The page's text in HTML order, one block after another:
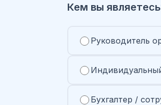
Кем вы
Руководитель
Бухгалтер /